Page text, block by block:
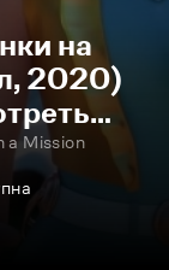
на
2020)
a Mission